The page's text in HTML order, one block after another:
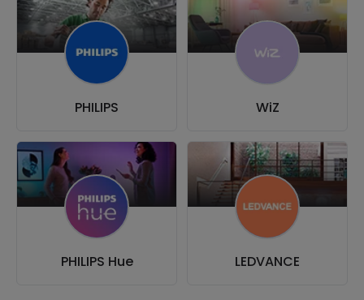
PHILIPS WiZ
PHILIPS Hue LEDVANCE